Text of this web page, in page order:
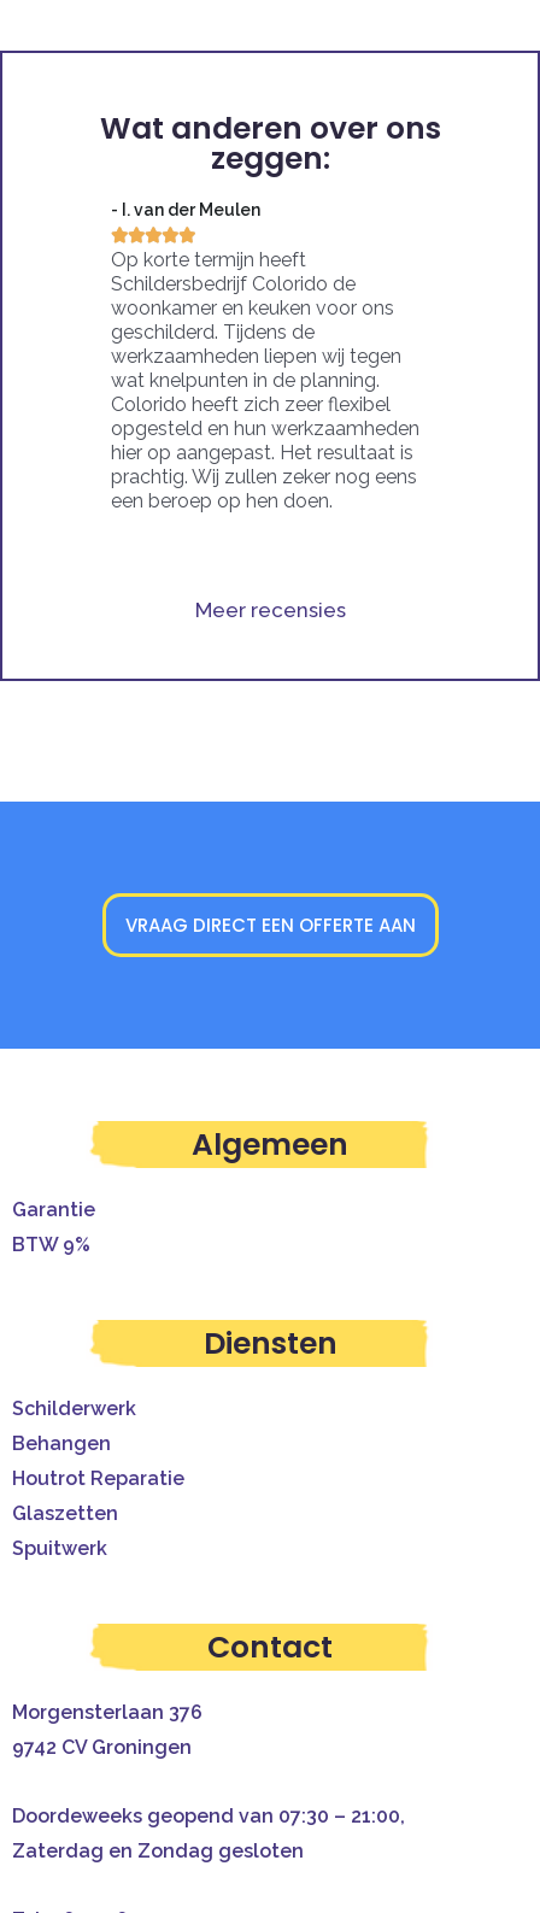
Wat anderen over ons
zeggen:
- I. van der Meulen

Op korte termijn heeft
Schildersbedrijf Colorido de
woonkamer en keuken voor ons
geschilderd. Tijdens de
werkzaamheden liepen wij tegen
wat knelpunten in de planning.
Colorido heeft zich zeer flexibel
opgesteld en hun werkzaamheden
hier op aangepast. Het resultaat is
prachtig. Wij zullen zeker nog eens
een beroep op hen doen.
Meer recensies
VRAAG DIRECT EEN OFFERTE AAN
Algemeen
Garantie
BTW 9%
Diensten
Schilderwerk
Behangen
Houtrot Reparatie
Glaszetten
Spuitwerk
Contact
Morgensterlaan 376
9742 CV Groningen
Doordeweeks geopend van 07:30 – 21:00,
Zaterdag en Zondag gesloten